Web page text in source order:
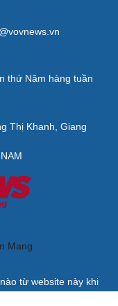
NAM
Nội
Thị Khanh, Giang